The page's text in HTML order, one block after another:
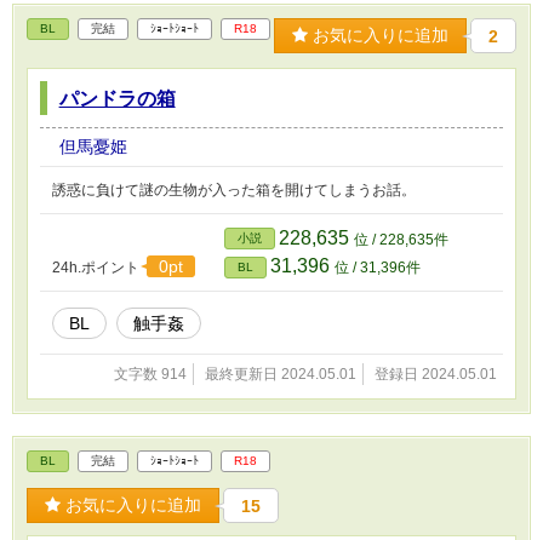
BL 完結 ｼｮｰﾄｼｮｰﾄ R18 お気に入りに追加 2
パンドラの箱
但馬憂姫
誘惑に負けて謎の生物が入った箱を開けてしまうお話。
24h.ポイント 0pt
小説 228,635 位 / 228,635件
BL 31,396 位 / 31,396件
BL 触手姦
文字数 914 最終更新日 2024.05.01 登録日 2024.05.01
BL 完結 ｼｮｰﾄｼｮｰﾄ R18
お気に入りに追加 15